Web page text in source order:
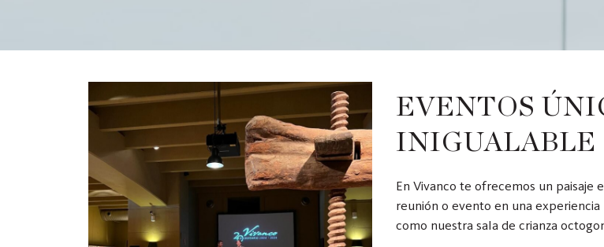
EVENTOS
INIGUALABLE
En Vivanco te ofrecemos un
reunión o evento en una
como nuestra sala de crianza